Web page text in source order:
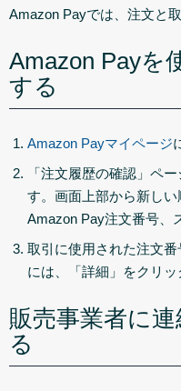
Amazon Payでは、注文と
Amazon Payを
する
Amazon Payマイページ
「注文履歴の確認」 ペー
す。画面上部から新しい
Amazon Pay注文番号、
取引に使用された注文
には、
「詳細」 をクリッ
販売事業者に
る